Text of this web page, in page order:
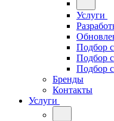
Услуги
Подбор
Подбор
Подбор
Бренды
Контакты
Услуги